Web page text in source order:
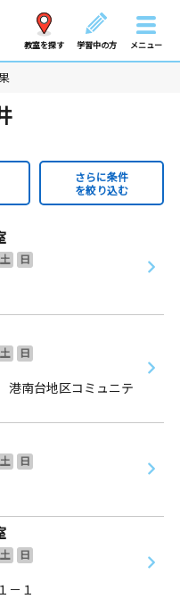
教室を探す 学習中の方 メニュー
さらに条件
を絞り込む
土
日
土
日
南台地区コミュニテ
土
日
土
日
－１